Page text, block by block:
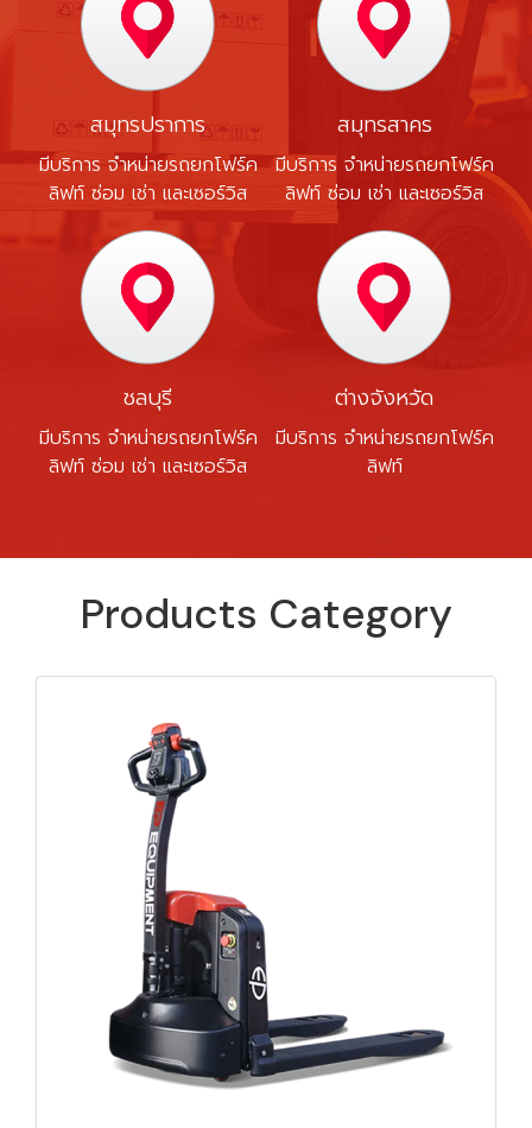
สมุทรปราการ
มีบริการ จำหน่ายรถยกโฟร์ค
ลิฟท์ ซ่อม เช่า และเซอร์วิส
สมุทรสาคร
มีบริการ จำหน่ายรถยกโฟร์ค
ลิฟท์ ซ่อม เช่า และเซอร์วิส
ชลบุรี
มีบริการ จำหน่ายรถยกโฟร์ค
ลิฟท์ ซ่อม เช่า และเซอร์วิส
ต่างจังหวัด
มีบริการ จำหน่ายรถยกโฟร์ค
ลิฟท์
Products Category